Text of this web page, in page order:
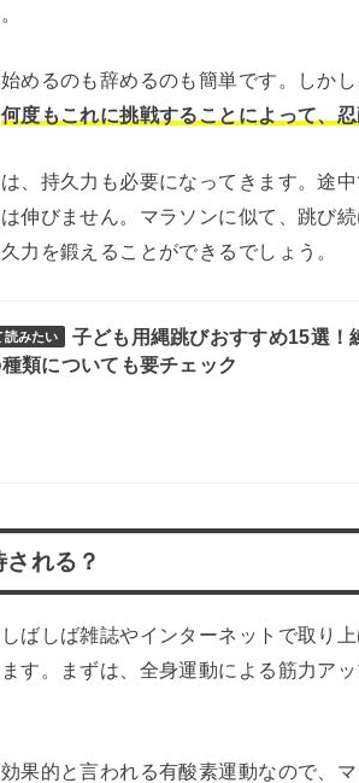
めるのも辞めるのも簡単です。しか
何度もこれに挑戦することによって、
、持久力も必要になってきます。途
伸びません。マラソンに似て、跳び
力を鍛えることができるでしょう。
読みたい
子ども用縄跳びおすすめ15選！
類についても要チェック
れる？
ばしば雑誌やインターネットで取り
す。まずは、全身運動による筋力ア
果的と言われる有酸素運動なので、